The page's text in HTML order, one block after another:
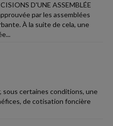
D'UNE ASSEMBLÉE
par les assemblées
À la suite de cela, une
certaines conditions, une
de cotisation foncière